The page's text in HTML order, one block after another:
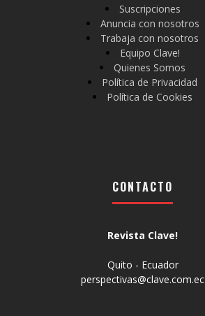
Suscripciones
Anuncia con nosotros
Trabaja con nosotros
Equipo Clave!
Quienes Somos
Política de Privacidad
Política de Cookies
CONTACTO
Revista Clave!
Quito - Ecuador
perspectivas@clave.com.ec